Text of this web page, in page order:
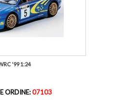
'99 1:24
ORDINE:07103